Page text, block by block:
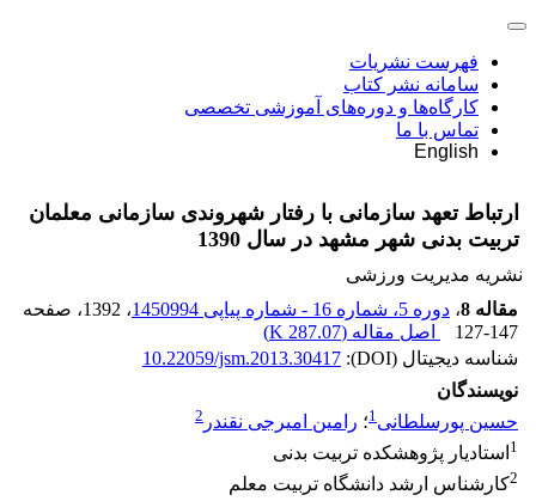
فهرست نشریات
سامانه نشر کتاب
کارگاه‌ها و دوره‌های آموزشی تخصصی
تماس با ما
English
ارتباط تعهد سازمانی با رفتار شهروندی سازمانی معلمان
تربیت بدنی شهر مشهد در سال 1390
نشریه مدیریت ورزشی
مقاله 8
، دوره 5، شماره 16 - شماره پیاپی 1450994 ، 1392
، صفحه
127-147
اصل مقاله (287.07 K
)
شناسه دیجیتال (DOI):
10.22059/jsm.2013.30417
نویسندگان
حسین پورسلطانی1؛ رامین امیرجی نقندر 2
1 استادیار پژوهشکده تربیت بدنی
2کارشناس ارشد دانشگاه تربیت معلم